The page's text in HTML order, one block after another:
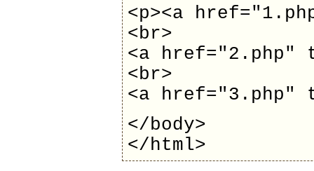
<p><a
<br>
<a href="2.php"
<br>
<a href="3.php"
</body>
</html>